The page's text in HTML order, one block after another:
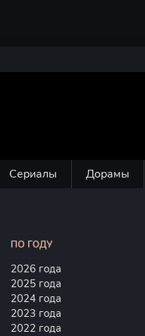
Сериалы Дорамы
ПО ГОДУ
2026 года
2025 года
2024 года
2023 года
2022 года